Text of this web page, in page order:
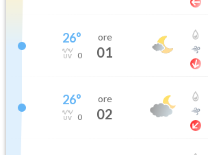
26°
0
ore
01
26°
0
ore
02